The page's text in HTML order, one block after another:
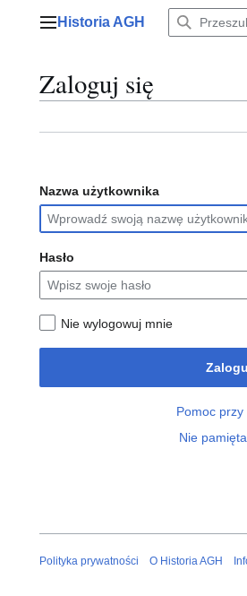
Menu główne
Historia AGH
Zaloguj się
Nazwa użytkownika
Hasło
Nie wylogowuj mnie
Pomoc przy
Nie
Polityka prywatności O Historia AGH